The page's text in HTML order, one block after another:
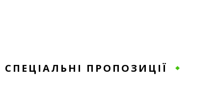
СПЕЦІАЛЬНІ ПРОПОЗИЦІЇ